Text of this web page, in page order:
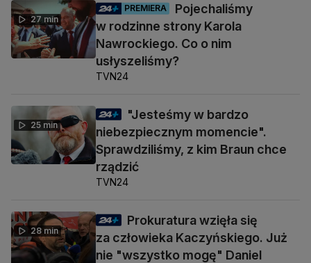
27 min
PREMIERA
Pojechaliśmy
w rodzinne strony Karola
Nawrockiego. Co o nim
usłyszeliśmy?
TVN24
25 min
"Jesteśmy w bardzo
niebezpiecznym momencie".
Sprawdziliśmy, z kim Braun chce
rządzić
TVN24
28 min
Prokuratura wzięła się
za człowieka Kaczyńskiego. Już
nie "wszystko mogę" Daniel